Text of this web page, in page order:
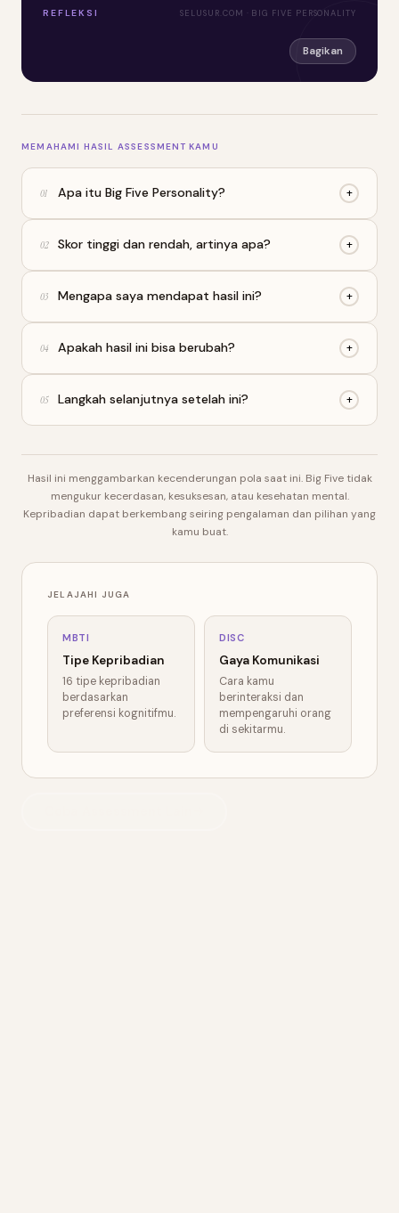
REFLEKSI SELUSUR.COM · BIG FIVE PERSONALITY
Bagikan
MEMAHAMI HASIL ASSESSMENT KAMU
01 Apa itu Big Five Personality? +
02 Skor tinggi dan rendah, artinya apa? +
03 Mengapa saya mendapat hasil ini? +
04 Apakah hasil ini bisa berubah? +
05 Langkah selanjutnya setelah ini? +
Hasil ini menggambarkan kecenderungan pola saat ini. Big Five tidak
mengukur kecerdasan, kesuksesan, atau kesehatan mental.
Kepribadian dapat berkembang seiring pengalaman dan pilihan yang
kamu buat.
JELAJAHI JUGA
MBTI
Tipe Kepribadian
16 tipe kepribadian
berdasarkan
preferensi kognitifmu.
DISC
Gaya Komunikasi
Cara kamu
berinteraksi dan
mempengaruhi orang
di sekitarmu.